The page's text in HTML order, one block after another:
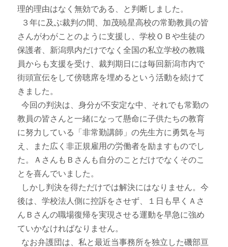
理的理由はなく無効である、と判断しました。
３年に及ぶ裁判の間、加茂暁星高校の常勤教員の皆
さんがわがことのように支援し、学校ＯＢや生徒の
保護者、新潟県内だけでなく全国の私立学校の教職
員からも支援を受け、裁判期日には毎回新潟市内で
街頭宣伝をして傍聴席を埋めるという活動を続けて
きました。
今回の判決は、身分が不安定な中、それでも常勤の
教員の皆さんと一緒になって懸命に子供たちの教育
に努力している「非常勤講師」の先生方に勇気を与
え、また広く非正規雇用の労働者を励ますものでし
た。ＡさんもＢさんも自分のことだけでなくそのこ
とを喜んでいました。
しかし判決を得ただけでは解決にはなりません。今
後は、学校法人側に控訴をさせず、１日も早くＡさ
んＢさんの職場復帰を実現させる運動を早急に強め
ていかなければなりません。
なお弁護団は、私と最近当事務所を独立した磯部亘